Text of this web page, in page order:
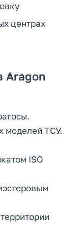
центрах
Aragon
моделей ТСУ.
ISO